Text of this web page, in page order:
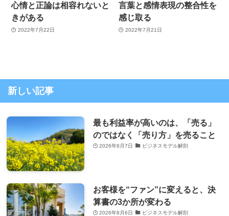
心情と正論は相容れないと
きがある
2022年7月22日
言葉と感情表現の整合性を
感じ取る
2022年7月21日
新しい記事
最も利益率が高いのは、「売る」
のではなく「売り方」を売ること
2026年8月7日 ビジネスモデル解剖
お客様を“ファン”に変えると、決
算書の3か所が変わる
2026年8月6日 ビジネスモデル解剖